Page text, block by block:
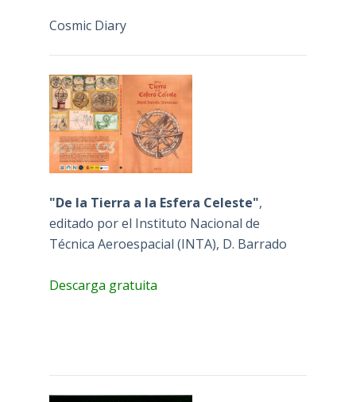
Cosmic Diary
"De la Tierra a la Esfera Celeste",
editado por el Instituto Nacional de
Técnica Aeroespacial (INTA), D. Barrado
Descarga gratuita